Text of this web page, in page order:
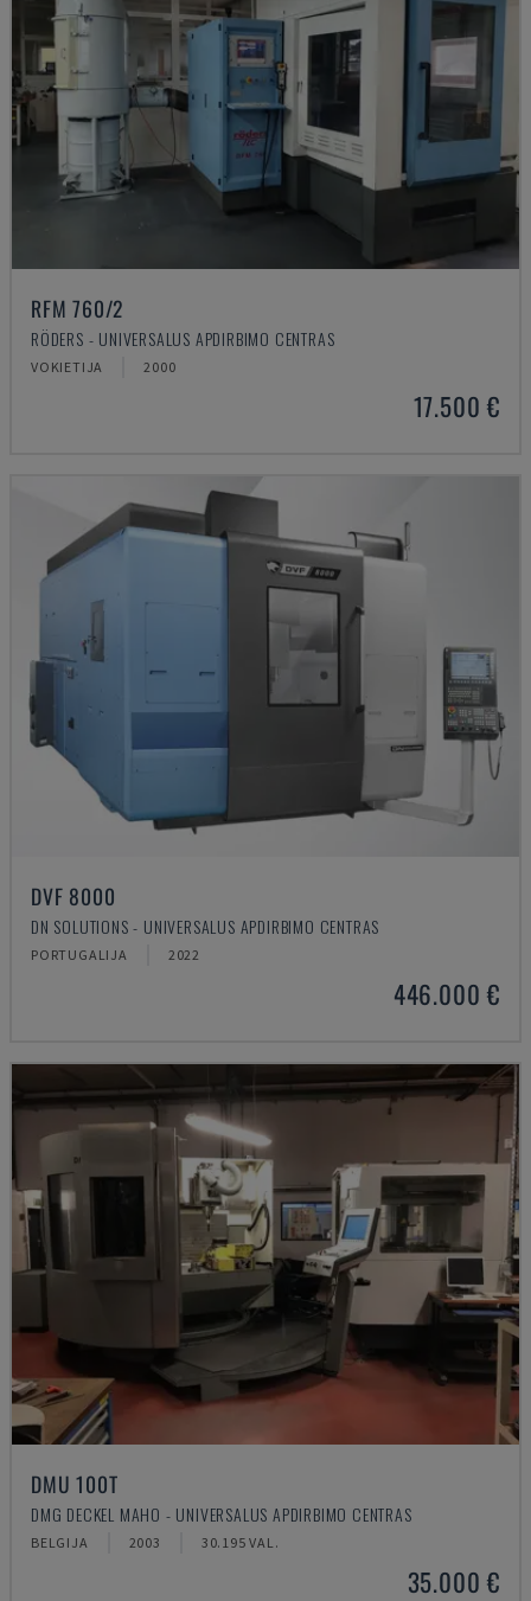
RFM 760/2
RÖDERS - UNIVERSALUS APDIRBIMO CENTRAS
VOKIETIJA 2000
17.500 €
DVF 8000
DN SOLUTIONS - UNIVERSALUS APDIRBIMO CENTRAS
PORTUGALIJA 2022
446.000 €
DMU 100T
DMG DECKEL MAHO - UNIVERSALUS APDIRBIMO CENTRAS
BELGIJA 2003 30.195 VAL.
35.000 €